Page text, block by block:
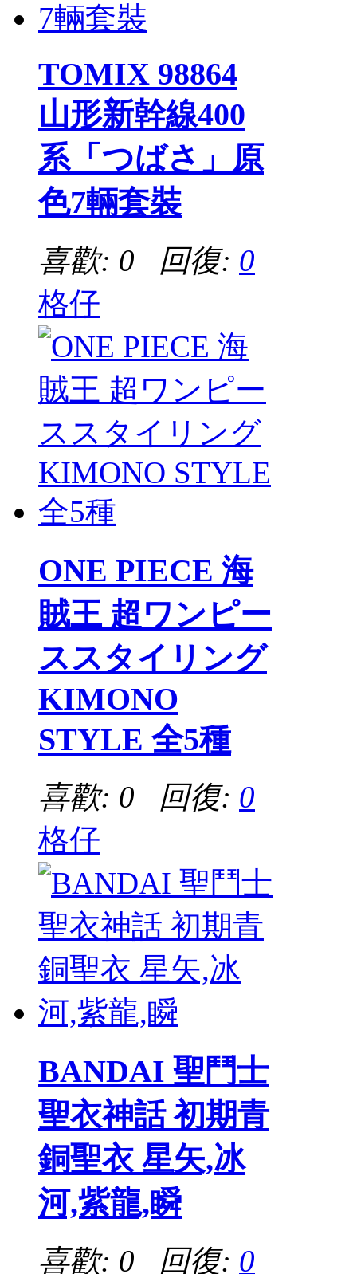
TOMIX 98864
山形新幹線400
系「つばさ」原
色7輛套裝
喜歡: 0 回復: 0
格仔
ONE PIECE 海
賊王 超ワンピー
ススタイリング
KIMONO
STYLE 全5種
喜歡: 0 回復: 0
格仔
BANDAI 聖鬥士
聖衣神話 初期青
銅聖衣 星矢,冰
河,紫龍,瞬
喜歡: 0 回復: 0